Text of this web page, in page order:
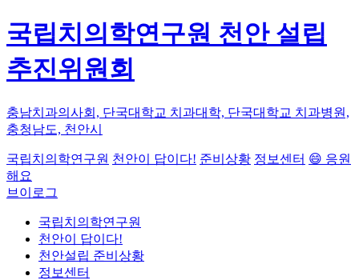
국립치의학연구원 천안 설립
추진위원회
충남치과의사회, 단국대학교 치과대학, 단국대학교 치과병원,
충청남도, 천안시
국립치의학연구원 천안이 답이다! 준비상황 정보센터 😄 응원
해요
브이로그
국립치의학연구원
천안이 답이다!
천안설립 준비상황
정보센터